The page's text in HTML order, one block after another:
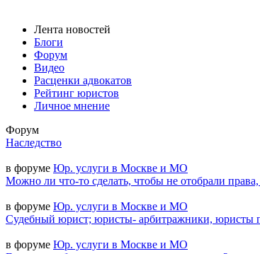
Лента новостей
Блоги
Форум
Видео
Расценки адвокатов
Рейтинг юристов
Личное мнение
Форум
Наследство
в форуме Юр. услуги в Москве и МО
Можно ли что-то сделать, чтобы не отобрали
в форуме Юр. услуги в Москве и МО
Судебный юрист; юристы- арбитражники,
в форуме Юр. услуги в Москве и МО